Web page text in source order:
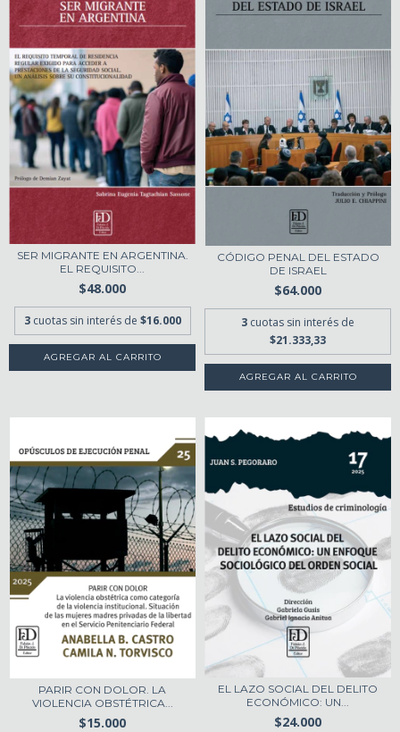
SER MIGRANTE EN ARGENTINA.
EL REQUISITO...
$48.000
3 cuotas sin interés de $16.000
CÓDIGO PENAL DEL ESTADO
DE ISRAEL
$64.000
3 cuotas sin interés de
$21.333,33
PARIR CON DOLOR. LA
VIOLENCIA OBSTÉTRICA...
$15.000
EL LAZO SOCIAL DEL DELITO
ECONÓMICO: UN...
$24.000